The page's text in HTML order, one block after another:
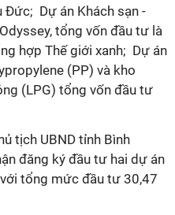
Đức; Dự án Khách sạn -
tổng vốn đầu tư là
hợp Thế giới xanh; Dự án
(PP) và kho
(LPG) tổng vốn đầu tư
tịch UBND tỉnh Bình
đăng ký đầu tư hai dự án
tổng mức đầu tư 30,47